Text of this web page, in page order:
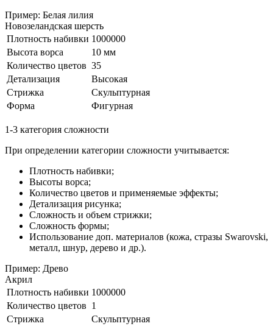
Пример: Белая лилия
Новозеландская шерсть
Плотность набивки 1000000
Высота ворса
10 мм
Количество цветов 35
Детализация
Высокая
Стрижка
Скульптурная
Форма
Фигурная
1-3 категория сложности
При определении категории сложности учитывается:
Плотность набивки;
Высоты ворса;
Количество цветов и применяемые эффекты;
Детализация рисунка;
Сложность и объем стрижки;
Сложность формы;
Использование доп. материалов (кожа, стразы Swarovski,
металл, шнур, дерево и др.).
Пример: Древо
Акрил
Плотность набивки 1000000
Количество цветов 1
Стрижка
Скульптурная